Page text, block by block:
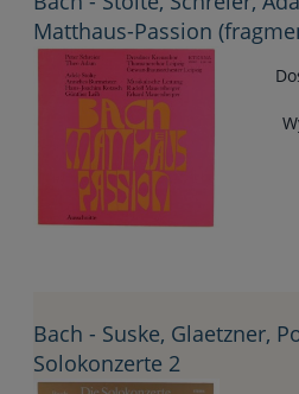
Matthaus-Passion
Bach - Suske, Glaetzner,
Solokonzerte 2